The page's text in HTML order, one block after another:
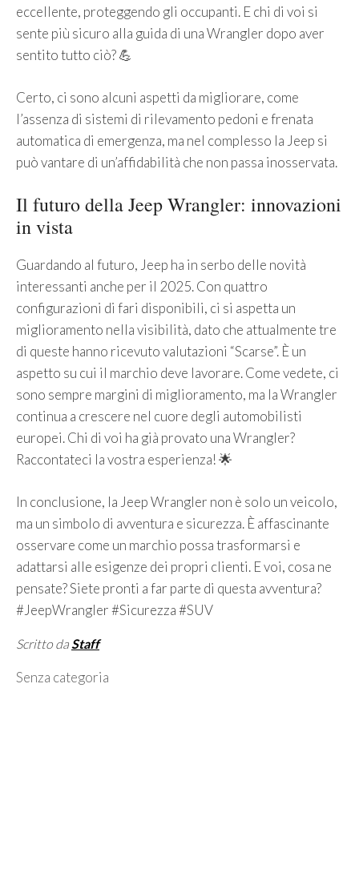
eccellente, proteggendo gli occupanti. E chi di voi si
sente più sicuro alla guida di una Wrangler dopo aver
sentito tutto ciò? 💪
Certo, ci sono alcuni aspetti da migliorare, come
l’assenza di sistemi di rilevamento pedoni e frenata
automatica di emergenza, ma nel complesso la Jeep si
può vantare di un’affidabilità che non passa inosservata.
Il futuro della Jeep Wrangler: innovazioni
in vista
Guardando al futuro, Jeep ha in serbo delle novità
interessanti anche per il 2025. Con quattro
configurazioni di fari disponibili, ci si aspetta un
miglioramento nella visibilità, dato che attualmente tre
di queste hanno ricevuto valutazioni “Scarse”. È un
aspetto su cui il marchio deve lavorare. Come vedete, ci
sono sempre margini di miglioramento, ma la Wrangler
continua a crescere nel cuore degli automobilisti
europei. Chi di voi ha già provato una Wrangler?
Raccontateci la vostra esperienza! 🌟
In conclusione, la Jeep Wrangler non è solo un veicolo,
ma un simbolo di avventura e sicurezza. È affascinante
osservare come un marchio possa trasformarsi e
adattarsi alle esigenze dei propri clienti. E voi, cosa ne
pensate? Siete pronti a far parte di questa avventura?
#JeepWrangler #Sicurezza #SUV
Scritto da Staff
Categorie
Senza categoria